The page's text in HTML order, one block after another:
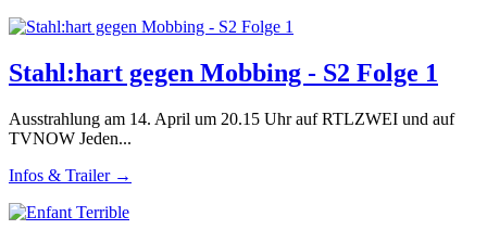
Stahl:hart gegen Mobbing - S2 Folge 1
Ausstrahlung am 14. April um 20.15 Uhr auf RTLZWEI und auf
TVNOW Jeden...
Infos & Trailer →